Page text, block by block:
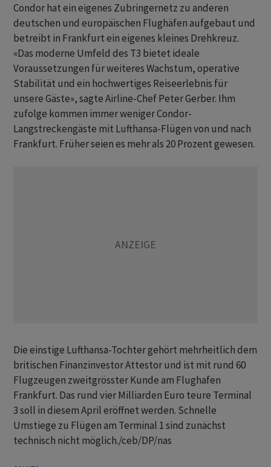
Condor hat ein eigenes Zubringernetz zu anderen
deutschen und europäischen Flughäfen aufgebaut und
betreibt in Frankfurt ein eigenes kleines Drehkreuz.
«Das moderne Umfeld des T3 bietet ideale
Voraussetzungen für weiteres Wachstum, operative
Stabilität und ein hochwertiges Reiseerlebnis für
unsere Gäste», sagte Airline-Chef Peter Gerber. Ihm
zufolge kommen immer weniger Condor-
Langstreckengäste mit Lufthansa-Flügen von und nach
Frankfurt. Früher seien es mehr als 20 Prozent gewesen.
Die einstige Lufthansa-Tochter gehört mehrheitlich dem
britischen Finanzinvestor Attestor und ist mit rund 60
Flugzeugen zweitgrösster Kunde am Flughafen
Frankfurt. Das rund vier Milliarden Euro teure Terminal
3 soll in diesem April eröffnet werden. Schnelle
Umstiege zu Flügen am Terminal 1 sind zunächst
technisch nicht möglich./ceb/DP/nas